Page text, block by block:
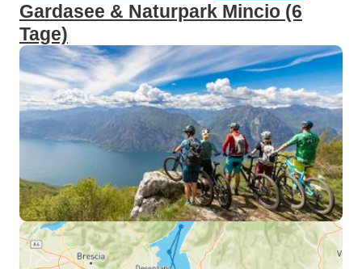
Gardasee & Naturpark Mincio (6
Tage)